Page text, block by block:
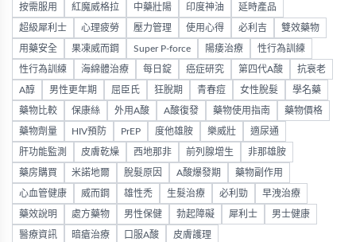
按需服用 紅魔威格拉 中藥壯陽 印度神油 延時產品
超級犀利士 心理疲勞 壓力管理 使用心得 必利吉 雙效藥物
用藥安全 果凍威而鋼 Super P-force 陽痿治療 性行為訓練
性行為訓練 海綿體治療 每日錠 癌症研究 第四代A酸 抗衰老
A醇 男性更年期 屈臣氏 狂脫期 青春痘 女性脫髮 學名藥
藥物比較 保康絲 外用A酸 A酸復發 藥物使用指南 藥物價格
藥物劑量 HIV預防 PrEP 度他雄胺 樂威壯 適尿通
肝功能監測 皮膚乾燥 西地那非 前列腺增生 非那雄胺
藥房購買 米諾地爾 脫髮原因 A酸爆發期 藥物副作用
心血管健康 威而鋼 雄性禿 生髮治療 必利勁 早洩治療
藥效說明 處方藥物 男性保健 勃起障礙 犀利士 男士健康
醫療資訊 暗瘡治療 口服A酸 皮膚護理